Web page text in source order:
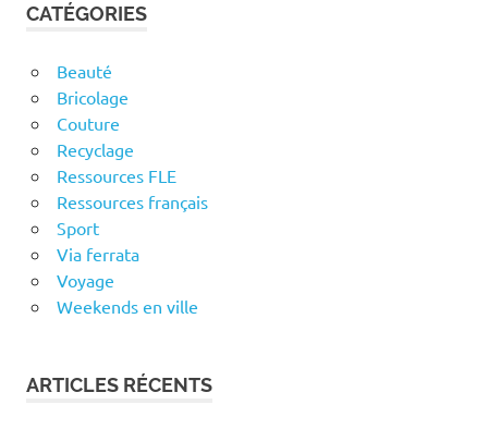
CATÉGORIES
Beauté
Bricolage
Couture
Recyclage
Ressources FLE
Ressources français
Sport
Via ferrata
Voyage
Weekends en ville
ARTICLES RÉCENTS